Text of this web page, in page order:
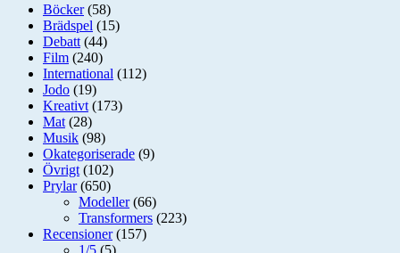
Böcker(58)
Brädspel (15)
Debatt (44)
Film (240)
International (112)
Jodo (19)
Kreativt (173)
Mat (28)
Musik (98)
Okategoriserade (9)
Övrigt (102)
Prylar(650)
Modeller(66)
Transformers (223)
Recensioner(157)
1/5 (5)